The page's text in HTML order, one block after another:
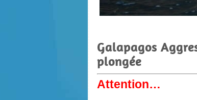
Galapagos
plongée
Attention…